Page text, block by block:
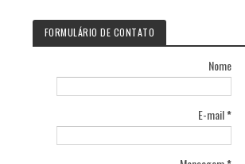
FORMULÁRIO DE CONTATO
Nome
E-mail*